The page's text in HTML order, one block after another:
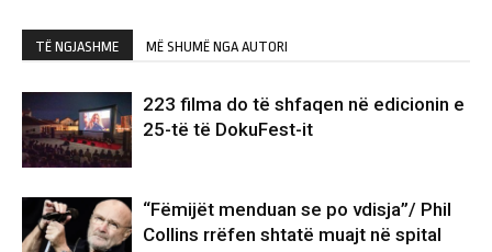
TË NGJASHME MË SHUMË NGA AUTORI
223 filma do të shfaqen në edicionin e
25-të të DokuFest-it
“Fëmijët menduan se po vdisja”/ Phil
Collins rrëfen shtatë muajt në spital